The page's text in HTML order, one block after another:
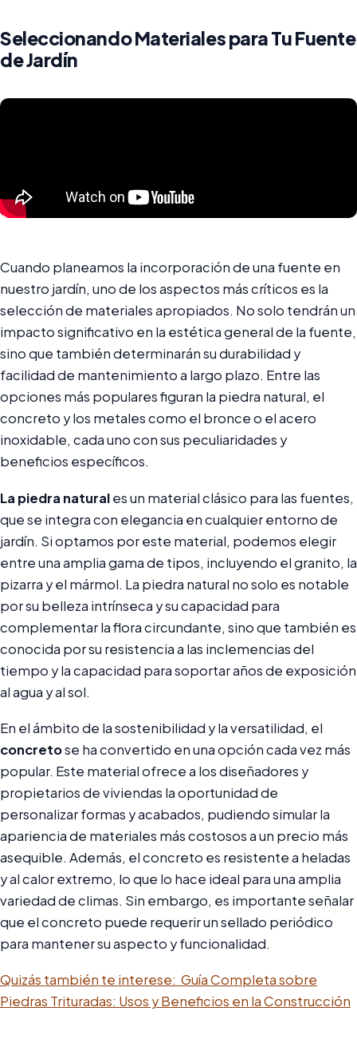
Seleccionando Materiales para Tu Fuente
de Jardín
Cuando planeamos la incorporación de una fuente en
nuestro jardín, uno de los aspectos más críticos es la
selección de materiales apropiados. No solo tendrán un
impacto significativo en la estética general de la fuente,
sino que también determinarán su durabilidad y
facilidad de mantenimiento a largo plazo. Entre las
opciones más populares figuran la piedra natural, el
concreto y los metales como el bronce o el acero
inoxidable, cada uno con sus peculiaridades y
beneficios específicos.
La piedra naturales un material clásico para las fuentes,
que se integra con elegancia en cualquier entorno de
jardín. Si optamos por este material, podemos elegir
entre una amplia gama de tipos, incluyendo el granito, la
pizarra y el mármol. La piedra natural no solo es notable
por su belleza intrínseca y su capacidad para
complementar la flora circundante, sino que también es
conocida por su resistencia a las inclemencias del
tiempo y la capacidad para soportar años de exposición
al agua y al sol.
En el ámbito de la sostenibilidad y la versatilidad, el
concretose ha convertido en una opción cada vez más
popular. Este material ofrece a los diseñadores y
propietarios de viviendas la oportunidad de
personalizar formas y acabados, pudiendo simular la
apariencia de materiales más costosos a un precio más
asequible. Además, el concreto es resistente a heladas
y al calor extremo, lo que lo hace ideal para una amplia
variedad de climas. Sin embargo, es importante señalar
que el concreto puede requerir un sellado periódico
para mantener su aspecto y funcionalidad.
Quizás también te interese: Guía Completa sobre
Piedras Trituradas: Usos y Beneficios en la Construcción